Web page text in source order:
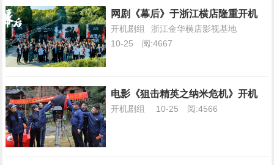
网剧《幕后》于浙江横店隆重开机
开机剧组
浙江金华横店影视基地
10-25
阅:4667
电影《狙击精英之纳米危机》开机
开机剧组 10-25 阅:4566